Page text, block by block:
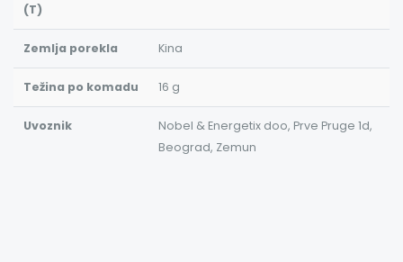
(T)
Zemlja porekla Kina
Težina po komadu 16 g
Uvoznik
Nobel & Energetix doo, Prve Pruge 1d,
Beograd, Zemun